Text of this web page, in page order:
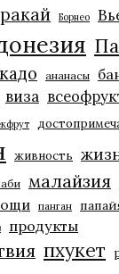
Борнео
ананасы
виза
живность
малайзия
панган
продукты
пхукет